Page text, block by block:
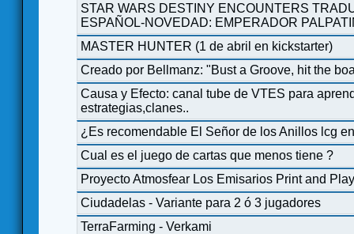
STAR WARS DESTINY ENCOUNTERS
ESPAÑOL-NOVEDAD: EMPERADOR
MASTER HUNTER (1 de abril en kickstarter)
Creado por Bellmanz: "Bust a Groove, hit the
Causa y Efecto: canal tube de VTES para
estrategias,clanes..
¿Es recomendable El Señor de los Anillos lcg
Cual es el juego de cartas que menos tiene ?
Proyecto Atmosfear Los Emisarios Print and Play
Ciudadelas - Variante para 2 ó 3 jugadores
TerraFarming - Verkami